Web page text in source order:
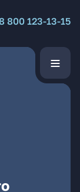
8 800 123-13-15